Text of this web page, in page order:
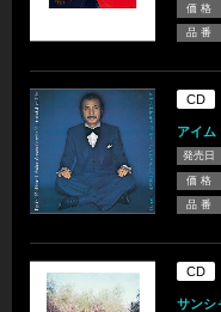
価 格
品 番
CD
アイム
発売日
価 格
品 番
CD
サンシ